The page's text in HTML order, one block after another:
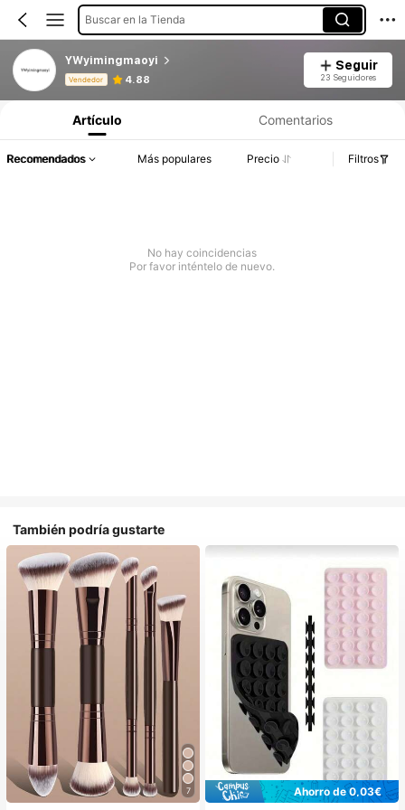
Buscar en la Tienda
YWyimingmaoyi
Vendedor 4.88
Seguir
23 Seguidores
Artículo Comentarios
Recomendados Más populares Precio Filtros
No hay coincidencias
Por favor inténtelo de nuevo.
También podría gustarte
7
Ahorro de 0,03€